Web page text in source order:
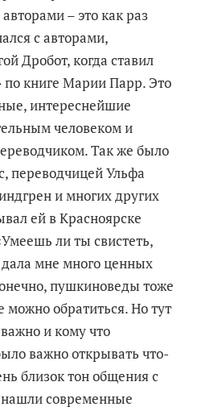
– это как раз
с авторами,
Дробот, когда ставил
по книге Марии Парр. Это
интереснейшие
человеком и
Так же было
переводчицей Ульфа
и многих других
ей в Красноярске
ли ты свистеть,
мне много ценных
пушкиноведы тоже
можно обратиться. Но тут
и кому что
важно открывать что-
близок тон общения с
современные